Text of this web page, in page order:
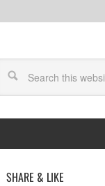
SHARE & LIKE